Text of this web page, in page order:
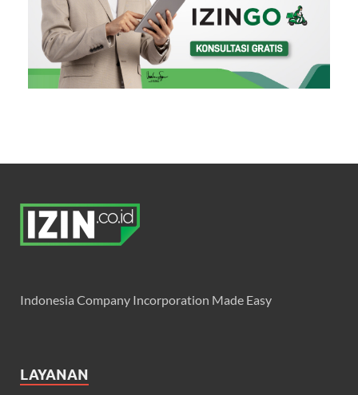
Indonesia Company Incorporation Made Easy
LAYANAN